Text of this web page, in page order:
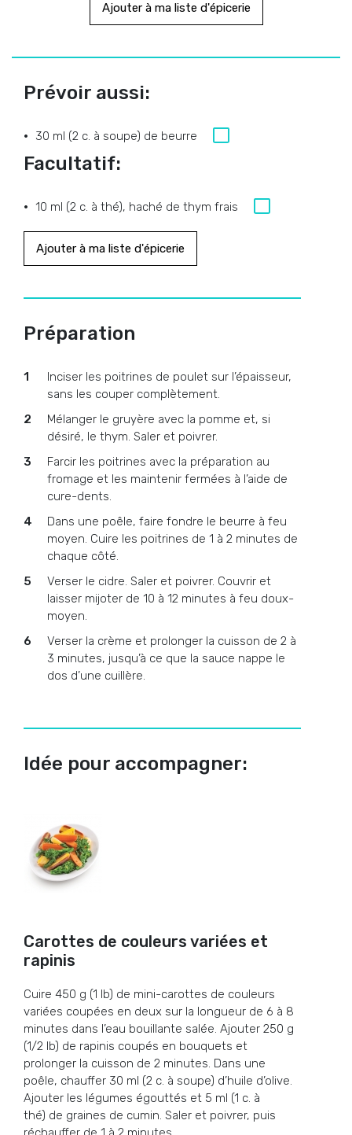
Ajouter à ma liste d'épicerie
Prévoir aussi:
30 ml (2 c. à soupe) de beurre
Facultatif:
10 ml (2 c. à thé), haché de thym frais
Ajouter à ma liste d'épicerie
Préparation
Inciser les poitrines de poulet sur l’épaisseur,
sans les couper complètement.
Mélanger le gruyère avec la pomme et, si
désiré, le thym. Saler et poivrer.
Farcir les poitrines avec la préparation au
fromage et les maintenir fermées à l’aide de
cure-dents.
Dans une poêle, faire fondre le beurre à feu
moyen. Cuire les poitrines de 1 à 2 minutes de
chaque côté.
Verser le cidre. Saler et poivrer. Couvrir et
laisser mijoter de 10 à 12 minutes à feu doux-
moyen.
Verser la crème et prolonger la cuisson de 2 à
3 minutes, jusqu’à ce que la sauce nappe le
dos d’une cuillère.
Idée pour accompagner:
Carottes de couleurs variées et
rapinis
Cuire 450 g (1 lb) de mini-carottes de couleurs
variées coupées en deux sur la longueur de 6 à 8
minutes dans l’eau bouillante salée. Ajouter 250 g
(1/2 lb) de rapinis coupés en bouquets et
prolonger la cuisson de 2 minutes. Dans une
poêle, chauffer 30 ml (2 c. à soupe) d’huile d’olive.
Ajouter les légumes égouttés et 5 ml (1 c. à
thé) de graines de cumin. Saler et poivrer, puis